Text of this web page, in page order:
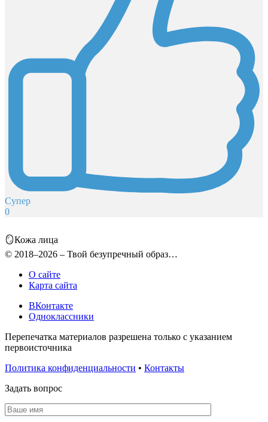
Супер
0
🪞Кожа лица
© 2018–2026 – Твой безупречный образ…
О сайте
Карта сайта
ВКонтакте
Одноклассники
Перепечатка материалов разрешена только с указанием
первоисточника
Политика конфиденциальности • Контакты
Задать вопрос